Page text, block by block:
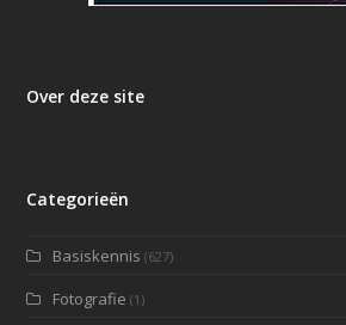
Over deze site
Categorieën
Basiskennis (627)
Fotografie (1)